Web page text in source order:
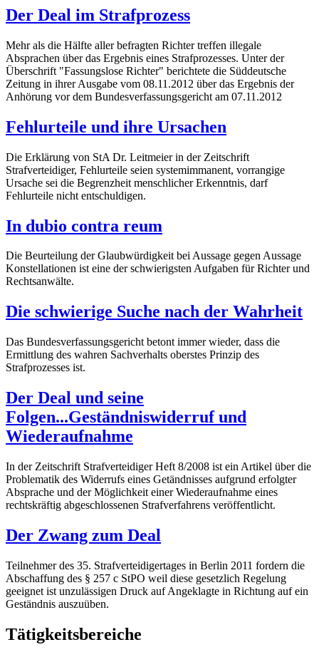
Der Deal im Strafprozess
Mehr als die Hälfte aller befragten Richter treffen illegale
Absprachen über das Ergebnis eines Strafprozesses. Unter der
Überschrift "Fassungslose Richter" berichtete die Süddeutsche
Zeitung in ihrer Ausgabe vom 08.11.2012 über das Ergebnis der
Anhörung vor dem Bundesverfassungsgericht am 07.11.2012
Fehlurteile und ihre Ursachen
Die Erklärung von StA Dr. Leitmeier in der Zeitschrift
Strafverteidiger, Fehlurteile seien systemimmanent, vorrangige
Ursache sei die Begrenzheit menschlicher Erkenntnis, darf
Fehlurteile nicht entschuldigen.
In dubio contra reum
Die Beurteilung der Glaubwürdigkeit bei Aussage gegen Aussage
Konstellationen ist eine der schwierigsten Aufgaben für Richter und
Rechtsanwälte.
Die schwierige Suche nach der Wahrheit
Das Bundesverfassungsgericht betont immer wieder, dass die
Ermittlung des wahren Sachverhalts oberstes Prinzip des
Strafprozesses ist.
Der Deal und seine
Folgen...Geständniswiderruf und
Wiederaufnahme
In der Zeitschrift Strafverteidiger Heft 8/2008 ist ein Artikel über die
Problematik des Widerrufs eines Getändnisses aufgrund erfolgter
Absprache und der Möglichkeit einer Wiederaufnahme eines
rechtskräftig abgeschlossenen Strafverfahrens veröffentlicht.
Der Zwang zum Deal
Teilnehmer des 35. Strafverteidigertages in Berlin 2011 fordern die
Abschaffung des § 257 c StPO weil diese gesetzlich Regelung
geeignet ist unzulässigen Druck auf Angeklagte in Richtung auf ein
Geständnis auszuüben.
Tätigkeitsbereiche